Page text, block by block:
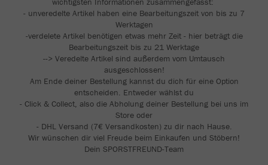
- unveredelte Artikel haben eine Bearbeitungszeit von bis zu 7
Werktagen
-verdelete Artikel benötigen etwas mehr Zeit - hier beträgt die
Bearbeitungszeit bis zu 21 Werktage
--> Veredelte Artikel sind außerdem vom Umtausch
ausgeschlossen!
Am Ende deiner Bestellung kannst du dich für eine Option
entscheiden. Entweder wählst du
- Click & Collect, also die Abholung deiner Bestellung bei uns im
Store oder
- DHL Versand (7€ Versandkosten) zu dir nach Hause.
Wir wünschen dir viel Freude beim Einkaufen und Stöbern!
Dein SPORSTFREUND-Team